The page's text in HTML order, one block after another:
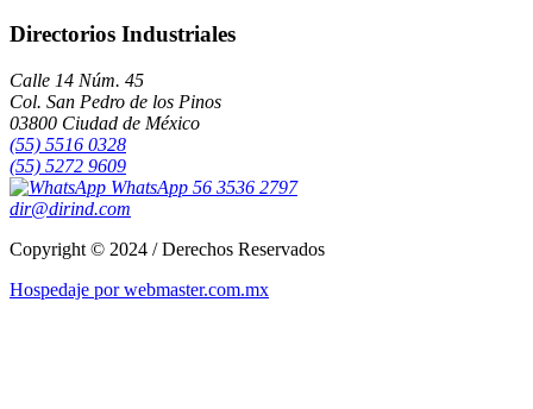
Directorios Industriales
Calle 14 Núm. 45
Col. San Pedro de los Pinos
03800 Ciudad de México
(55) 5516 0328
(55) 5272 9609
WhatsApp 56 3536 2797
dir@dirind.com
Copyright © 2024 / Derechos Reservados
Hospedaje por webmaster.com.mx